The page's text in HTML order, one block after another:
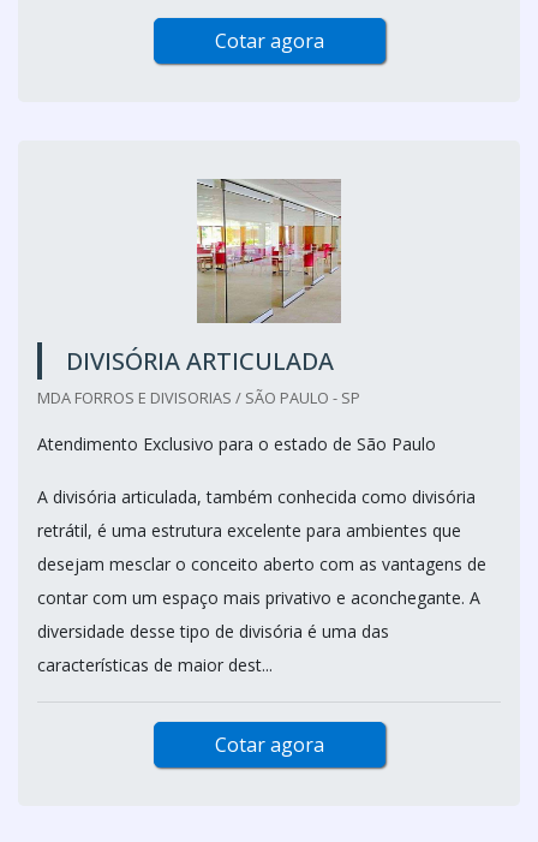
Cotar agora
DIVISÓRIA ARTICULADA
MDA FORROS E DIVISORIAS / SÃO PAULO - SP
Atendimento Exclusivo para o estado de São Paulo
A divisória articulada, também conhecida como divisória
retrátil, é uma estrutura excelente para ambientes que
desejam mesclar o conceito aberto com as vantagens de
contar com um espaço mais privativo e aconchegante. A
diversidade desse tipo de divisória é uma das
características de maior dest...
Cotar agora